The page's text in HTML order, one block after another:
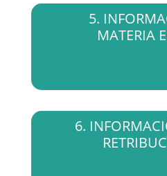
5.
MATERIA
6.